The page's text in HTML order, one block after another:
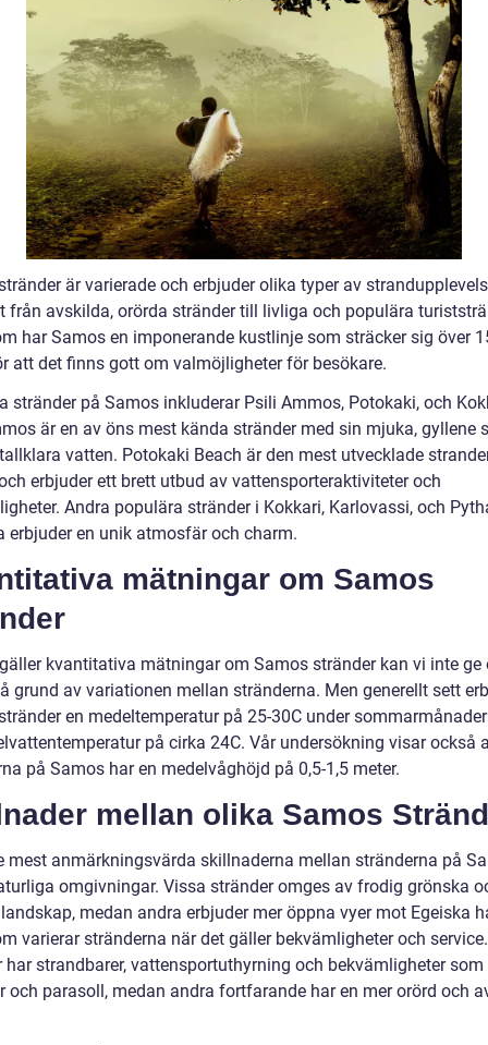
är varierade och erbjuder olika typer av
från avskilda, orörda stränder till livliga och populära
har Samos en imponerande kustlinje som sträcker sig över
att det finns gott om valmöjligheter för besökare.
stränder på Samos inkluderar Psili Ammos, Potokaki, och
är en av öns mest kända stränder med sin mjuka, gyllene
vatten. Potokaki Beach är den mest utvecklade
erbjuder ett brett utbud av vattensporteraktiviteter och
Andra populära stränder i Kokkari, Karlovassi, och
erbjuder en unik atmosfär och charm.
mätningar om Samos
kvantitativa mätningar om Samos stränder kan vi inte ge
grund av variationen mellan stränderna. Men generellt sett
en medeltemperatur på 25-30C under
på cirka 24C. Vår undersökning visar också
på Samos har en medelvåghöjd på 0,5-1,5 meter.
mellan olika Samos
mest anmärkningsvärda skillnaderna mellan stränderna på
omgivningar. Vissa stränder omges av frodig grönska
medan andra erbjuder mer öppna vyer mot Egeiska
varierar stränderna när det gäller bekvämligheter och
har strandbarer, vattensportuthyrning och bekvämligheter som
och parasoll, medan andra fortfarande har en mer orörd och